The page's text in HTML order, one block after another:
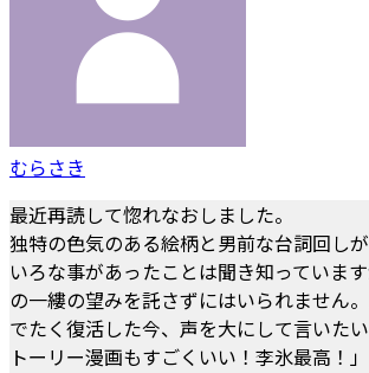
むらさき
最近再読して惚れなおしました。
独特の色気のある絵柄と男前な台詞回し
いろな事があったことは聞き知っていま
の一縷の望みを託さずにはいられません
でたく復活した今、声を大にして言いたい
トーリー漫画もすごくいい！李氷最高！」